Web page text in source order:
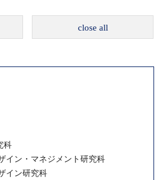
close all
科
イン・マネジメント研究科
イン研究科